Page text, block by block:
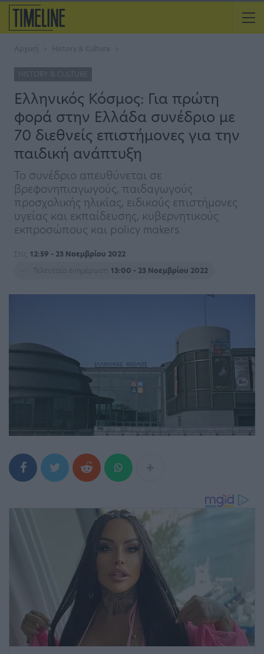
Αρχική History & Culture
HISTORY & CULTURE
Ελληνικός Κόσμος: Για πρώτη
φορά στην Ελλάδα συνέδριο με
70 διεθνείς επιστήμονες για την
παιδική ανάπτυξη
Το συνέδριο απευθύνεται σε
βρεφονηπιαγωγούς, παιδαγωγούς
προσχολικής ηλικίας, ειδικούς επιστήμονες
υγείας και εκπαίδευσης, κυβερνητικούς
εκπροσώπους και policy makers
Στις 12:59 - 23 Νοεμβρίου 2022
Τελευταία ενημέρωση
13:00 - 23 Νοεμβρίου 2022